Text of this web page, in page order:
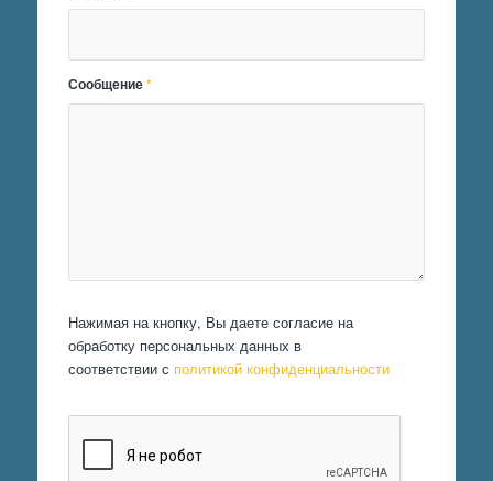
Сообщение*
Нажимая на кнопку, Вы даете согласие на
обработку персональных данных в
соответствии с политикой конфиденциальности